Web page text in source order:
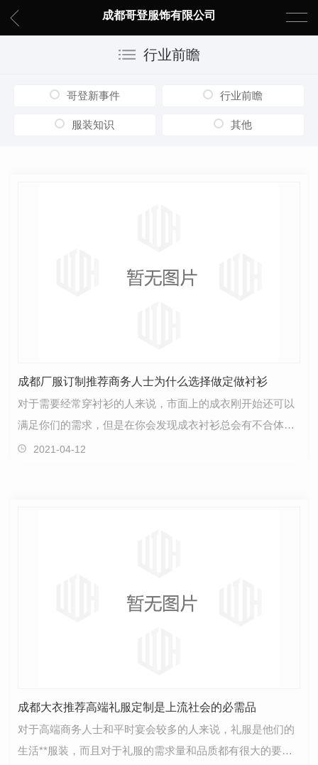
成都哥登服饰有限公司
行业前瞻
哥登新事件 行业前瞻
服装知识 其他
成都厂服订制推荐商务人士为什么选择做定做衬衫
对于需要经常穿衬衫的人来说，市面上的成衣刚开始还可以
满足你们的需求，但是在你会发现成衣衬衫总会有不合体的
地方，这个时候你就应该选择定制衬衫。很多人觉得衬…
2021-04-12
成都大衣推荐高端礼服定制是上流社会的必需品
对于高端商务人士和平时宴会较多的人来说，礼服是他们的
生活**服装，而且对于礼服的需求量和品质都有很大的要